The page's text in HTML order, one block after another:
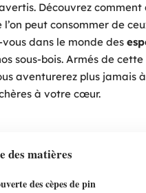
Découvrez
l’on peut consommer de
dans le monde des
sous-bois. Armés de
aventurerez plus jamais
à votre cœur.
des matières
des cèpes de pin